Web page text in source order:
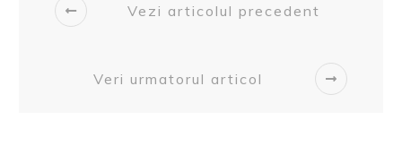
Vezi articolul precedent
Veri urmatorul articol